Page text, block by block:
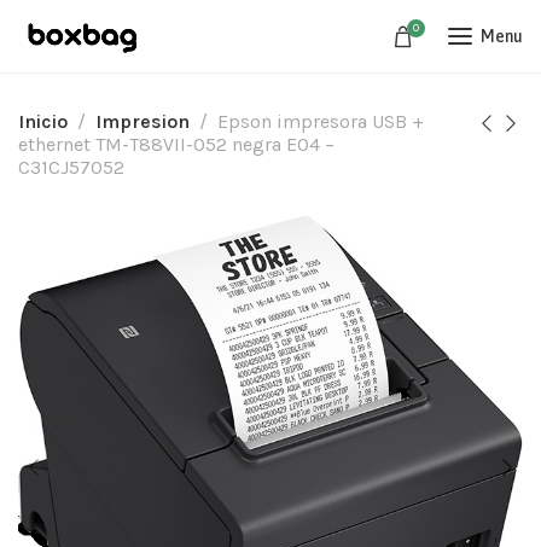
0 Menu
Inicio Impresion
Epson impresora USB +
ethernet TM-T88VII-052 negra E04 –
C31CJ57052